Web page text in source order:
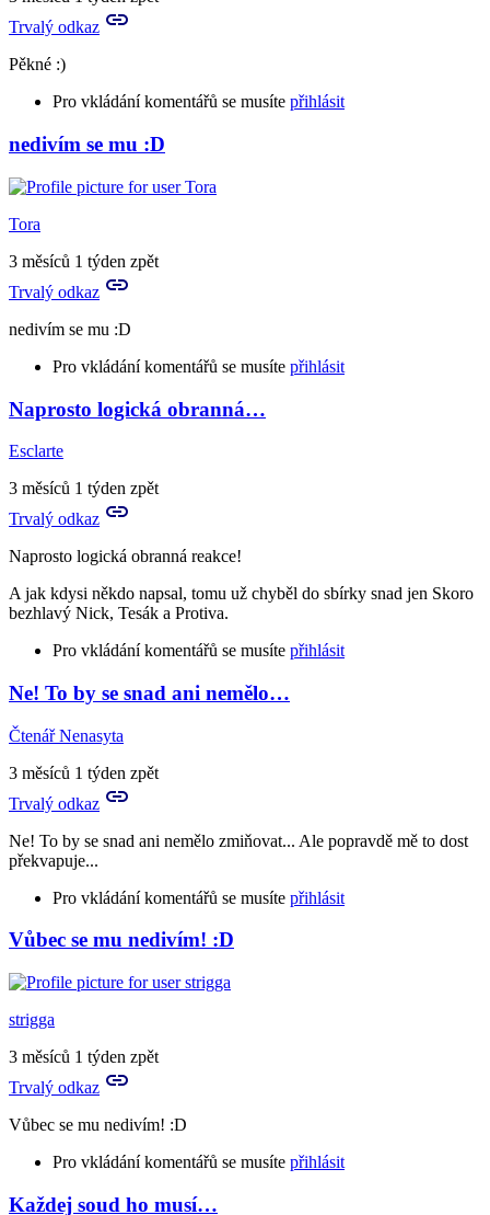
i…
Aries
Trvalý odkaz
Pěkné :)
Pro vkládání komentářů se musíte přihlásit
nedivím se mu :D
Tora
3 měsíců 1 týden zpět
Trvalý odkaz
nedivím se mu :D
Pro vkládání komentářů se musíte přihlásit
Naprosto logická obranná…
Esclarte
3 měsíců 1 týden zpět
Trvalý odkaz
Naprosto logická obranná reakce!
A jak kdysi někdo napsal, tomu už chyběl do sbírky snad jen Skoro
bezhlavý Nick, Tesák a Protiva.
Pro vkládání komentářů se musíte přihlásit
Ne! To by se snad ani nemělo…
Čtenář Nenasyta
3 měsíců 1 týden zpět
Trvalý odkaz
Ne! To by se snad ani nemělo zmiňovat... Ale popravdě mě to dost
překvapuje...
Pro vkládání komentářů se musíte přihlásit
In
reply
to
Naprosto
logická
obranná…
Esclarte
Vůbec se mu nedivím! :D
strigga
3 měsíců 1 týden zpět
Trvalý odkaz
Vůbec se mu nedivím! :D
Pro vkládání komentářů se musíte přihlásit
Každej soud ho musí…